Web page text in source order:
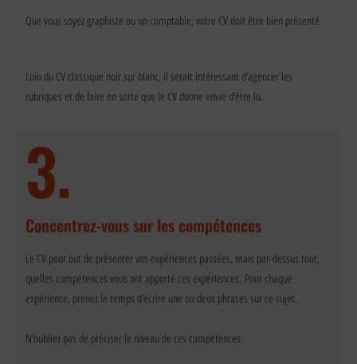
Que vous soyez graphiste ou un comptable, votre CV doit être bien présenté.
Loin du CV classique noir sur blanc, il serait intéressant d’agencer les
rubriques et de faire en sorte que le CV donne envie d’être lu.
3.
Concentrez-vous sur les compétences
Le CV pour but de présenter vos expériences passées, mais par-dessus tout,
quelles compétences vous ont apporté ces expériences. Pour chaque
expérience, prenez le temps d’écrire une ou deux phrases sur ce sujet.
N’oubliez pas de préciser le niveau de ces compétences.